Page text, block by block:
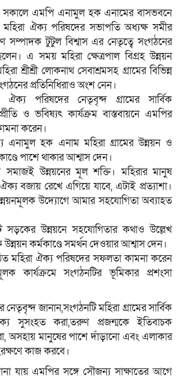
সকালে এমপি এনামুল হক এনামের বাসভবনে
মহিরা ঐক্য পরিষদের সভাপতি অধ্যক্ষ সমীর
সম্পাদক টুটুল বিশ্বাস এর নেতৃত্বে সংগঠনের
এ সময় মহিরা ক্ষেত্রপাল বিগ্রহ উন্নয়ন
শ্রীশ্রী লোকনাথ সেবাশ্রমসহ গ্রামের বিভিন্ন
প্রতিনিধিরাও অংশ নেন।
ঐক্য পরিষদের নেতৃবৃন্দ গ্রামের সার্বিক
ও ভবিষ্যৎ কার্যক্রম বাস্তবায়নে এমপির
করেন।
হক এনাম মহিরা গ্রামের উন্নয়ন ও
পাশে থাকার আশ্বাস দেন।
সমাজই উন্নয়নের মূল শক্তি। মহিরার মানুষ
বজায় রেখে এগিয়ে যাবে, এটাই প্রত্যাশা।
উদ্যোগে আমার সহযোগিতা অব্যাহত
সড়কের উন্নয়নে সহযোগিতার কথাও উল্লেখ
কর্মকাণ্ডে সমর্থন দেওয়ার আশ্বাস দেন।
মহিরা ঐক্য পরিষদের সফলতা কামনা করেন
কার্যক্রমে সংগঠনটির ভূমিকার প্রশংসা
জানান,সংগঠনটি মহিরা গ্রামের সার্বিক
সুসংহত করা,তরুণ প্রজন্মকে ইতিবাচক
অসহায় মানুষের পাশে দাঁড়ানো এবং এলাকার
কাজ করবে।
যায় এমপির সঙ্গে সৌজন্য সাক্ষাতের আগে